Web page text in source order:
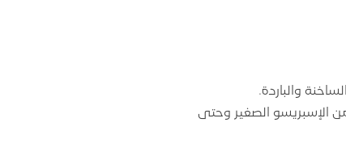
والباردة.
الإسبريسو الصغير وحتى